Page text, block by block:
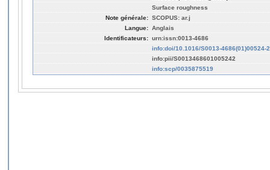
Surface roughness
Note générale: SCOPUS: ar.j
Langue: Anglais
Identificateurs: urn:issn:0013-4686
info:doi/10.1016/S0013-4686(01)00524-2
info:pii/S0013468601005242
info:scp/0035875519